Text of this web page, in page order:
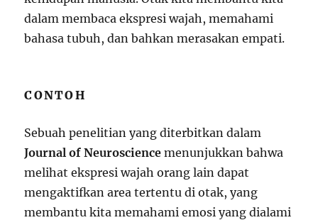
dalam membaca ekspresi wajah, memahami
bahasa tubuh, dan bahkan merasakan empati.
CONTOH
Sebuah penelitian yang diterbitkan dalam
Journal of Neuroscience menunjukkan bahwa
melihat ekspresi wajah orang lain dapat
mengaktifkan area tertentu di otak, yang
membantu kita memahami emosi yang dialami